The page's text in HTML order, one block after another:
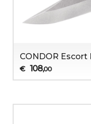
CONDOR Escort
€ 108,00